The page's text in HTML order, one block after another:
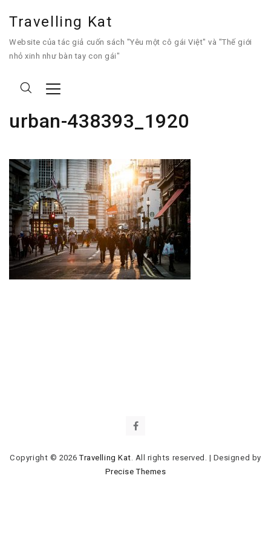
Travelling Kat
Website của tác giả cuốn sách "Yêu một cô gái Việt" và "Thế giới
nhỏ xinh như bàn tay con gái"
urban-438393_1920
Copyright © 2026Travelling Kat. All rights reserved. | Designed by
Precise Themes